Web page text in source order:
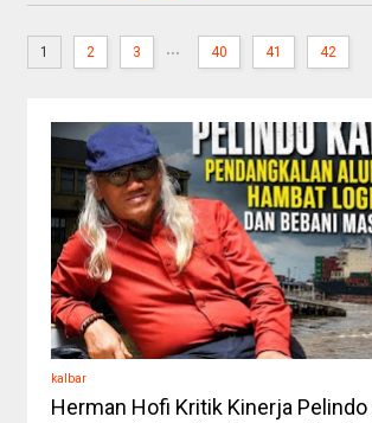
1 2 3 ... 40 41 42
kalbar
Herman Hofi Kritik Kinerja Pelindo